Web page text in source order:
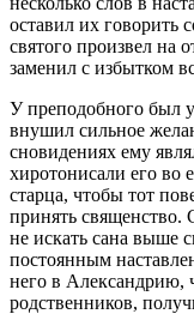
оставил их говорить
святого произвел на
заменил с избытком
У преподобного был
внушил сильное
сновидениях ему
хиротонисали его во
старца, чтобы тот
принять священство.
не искать сана выше
постоянным
него в Александрию,
родственников,